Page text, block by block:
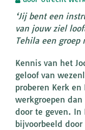
‘Jij bent een
van jouw ziel
Tehila een groep
Kennis van het
geloof van
proberen Kerk
werkgroepen
door te geven. In
bijvoorbeeld